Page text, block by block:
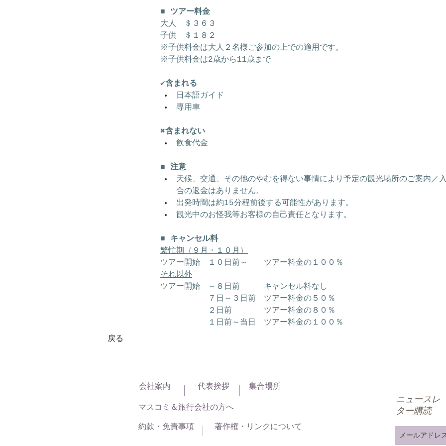
■ ツアー料金
大人　＄３６３
子供　＄１８２
※子供料金は大人２名様ご参加の上での適用です。
※子供料金は2歳から11歳まで
✔含まれる
日本語ガイド
専用車
✖含まれない
飲食代金
■ 注意
天候、交通、その他のやむを得ない事情により予定の観光場所のご案内／
合の返金はありません。
出発時間は約15分程前後する可能性があります。
観光中のお怪我等お客様の自己責任となります。
■ キャンセル料
繁忙期（９月・１０月）
ツアー開始　１０日前～　　ツアー料金の１００％
それ以外
ツアー開始　～８日前　　　キャンセル料なし
７日～３日前　ツアー料金の５０％
２日前　　　　ツアー料金の８０％
１日前～当日　ツアー料金の１００％
戻る
会社案内 代表挨拶 集合場所
マスコミ＆旅行会社の方へ
約款・免責事項 著作権・リンクについて
ニュースレ
ター購読